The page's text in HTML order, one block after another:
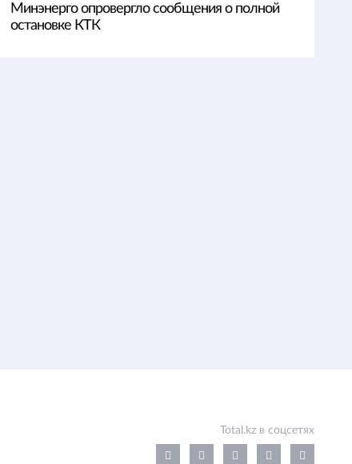
Минэнерго опровергло сообщения о полной
остановке КТК
Total.kz в соцсетях